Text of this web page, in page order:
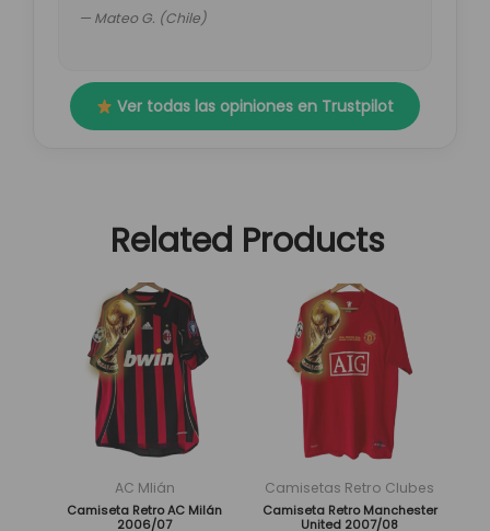
— Mateo G. (Chile)
Ver todas las opiniones en Trustpilot
Related Products
AC Mlián
Camiseta Retro AC Milán
2006/07
El
precio
original
era:
89,95 €.
actual
es:
Este
producto
tiene
múltiples
variantes.
Las
opciones
pueden
Camisetas Retro Clubes
Camiseta Retro Manchester
United 2007/08
El
precio
original
era:
89,95 €.
es:
Este
producto
tiene
múltiples
variantes.
Las
opciones
se
pueden